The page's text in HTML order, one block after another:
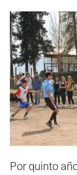
Por quinto